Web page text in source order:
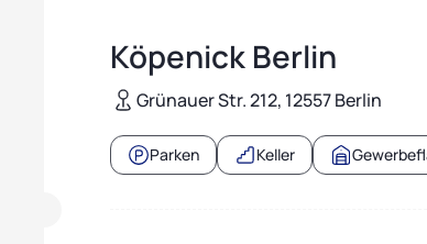
Köpenick Berlin
Grünauer Str. 212, 12557 Berlin
Parken Keller